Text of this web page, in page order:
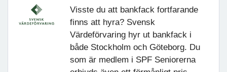
Visste du att bankfack fortfarande
finns att hyra? Svensk
Värdeförvaring hyr ut bankfack i
både Stockholm och Göteborg. Du
som är medlem i SPF Seniorerna